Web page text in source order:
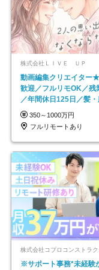
株式会社ＬＩＶＥ ＵＰ
動画編集クリエイター
歓迎／フルリモOK／残
／年間休日125日／髪
イル自由／研修充実で安
350～1000万円
フルリモートあり
※サポート事務*未経験